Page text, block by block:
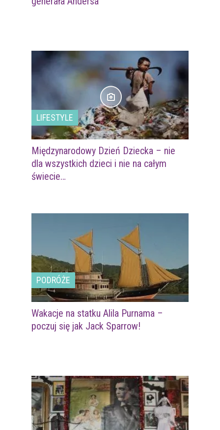
LIFESTYLE
Międzynarodowy Dzień Dziecka – nie
dla wszystkich dzieci i nie na całym
świecie…
PODRÓŻE
Wakacje na statku Alila Purnama –
poczuj się jak Jack Sparrow!